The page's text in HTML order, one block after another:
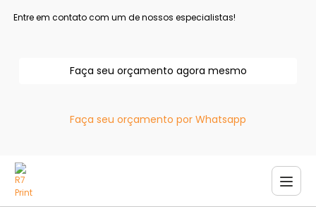
Entre em contato com um de nossos especialistas!
Faça seu orçamento agora mesmo
Faça seu orçamento por Whatsapp